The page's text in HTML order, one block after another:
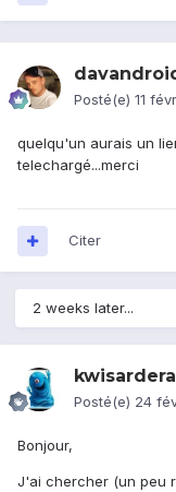
Posté(e) 11
quelqu'un aurais un
telechargé...merci
Citer
2 weeks later...
Posté(e) 24
Bonjour,
J'ai chercher (un peu